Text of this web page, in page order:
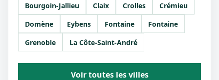
Bourgoin-Jallieu Claix Crolles
Crémieu
Domène
Eybens Fontaine
Fontaine
Grenoble
La Côte-Saint-André
Voir toutes les villes